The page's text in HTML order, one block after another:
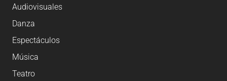
Audiovisuales
Danza
Espectáculos
Música
Teatro